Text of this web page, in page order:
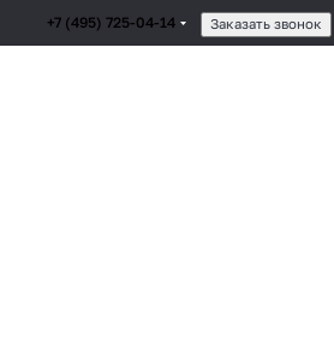
+7 (495) 725-04-14 Заказать звонок